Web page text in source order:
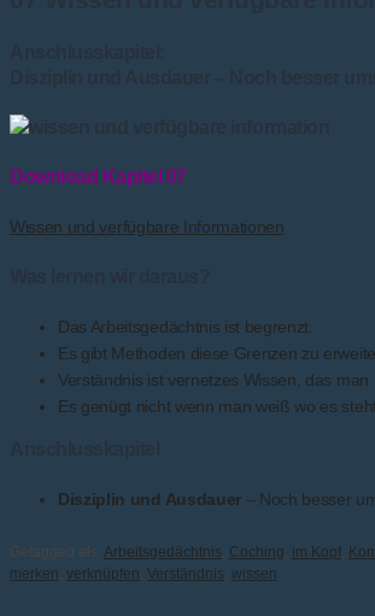
Download Kapitel 07
Wissen und verfügbare Informationen
Das Arbeitsgedächtnis ist begrenzt.
Es gibt Methoden diese Grenzen zu
Verständnis ist vernetzes Wissen, das man
Es genügt nicht wenn man weiß wo es
Disziplin und Ausdauer– Noch besser
Getagged als: Arbeitsgedächtnis, Coching, im Kopf,
merken, verknüpfen, Verständnis, wissen